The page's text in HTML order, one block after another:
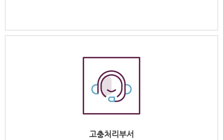
고충처리부서